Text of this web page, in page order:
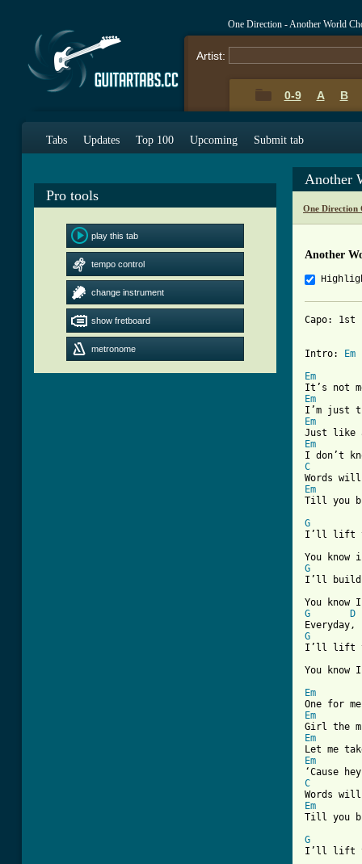
One Direction - Another World
Artist:
0-9 A B
Tabs Updates Top 100 Upcoming Submit tab
Pro tools
play this tab
tempo control
change instrument
show fretboard
metronome
Another
One Direction
Another
Capo: 1st
Intro:
Em
Em
Em
Em
Em
C
Em
Till you
G
I’ll lift
G
I’ll build
G
D
G
I’ll lift
You
Em
Em
Em
Em
C
Em
G
I’ll lift